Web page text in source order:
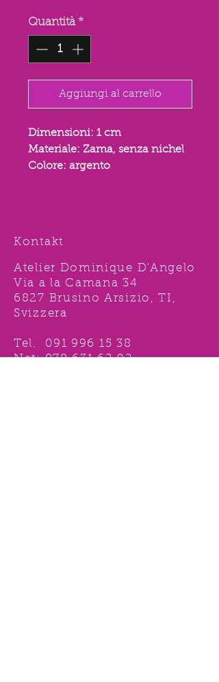
Quantità *
Aggiungi al carrello
Dimensioni: 1 cm
Materiale: Zama, senza nichel
Colore: argento
Kontakt
Atelier Dominique D'Angelo
Via a la Camana 34
6827 Brusino Arsizio, TI,
Svizzera
Tel. 091 996 15 38
Nat:078 631 62 92